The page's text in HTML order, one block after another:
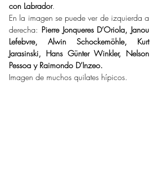
con Labrador.
En la imagen se puede ver de izquierda a
derecha: Pierre Jonqueres D’Oriola, Janou
Lefebvre, Alwin Schockemöhle, Kurt
Jarasinski, Hans Günter Winkler, Nelson
Pessoa y Raimondo D’Inzeo.
Imagen de muchos quilates hípicos.